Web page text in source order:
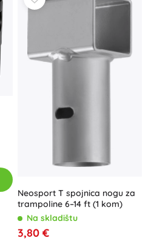
Neosport T spojnica nogu za
trampoline 6–14 ft (1 kom)
Na skladištu
3,80 €